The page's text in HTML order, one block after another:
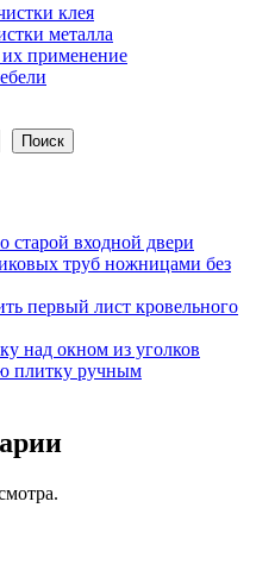
клея
металла
применение
Поиск
старой входной двери
труб ножницами без
первый лист кровельного
над окном из уголков
плитку ручным